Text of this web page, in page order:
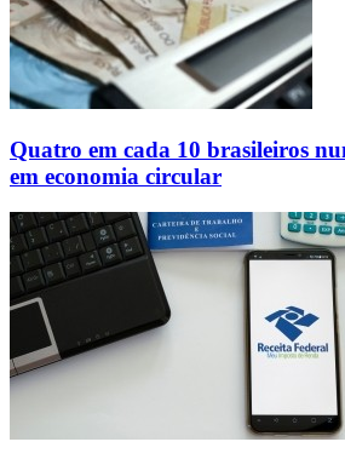
Quatro em cada 10 brasileiros
em economia circular